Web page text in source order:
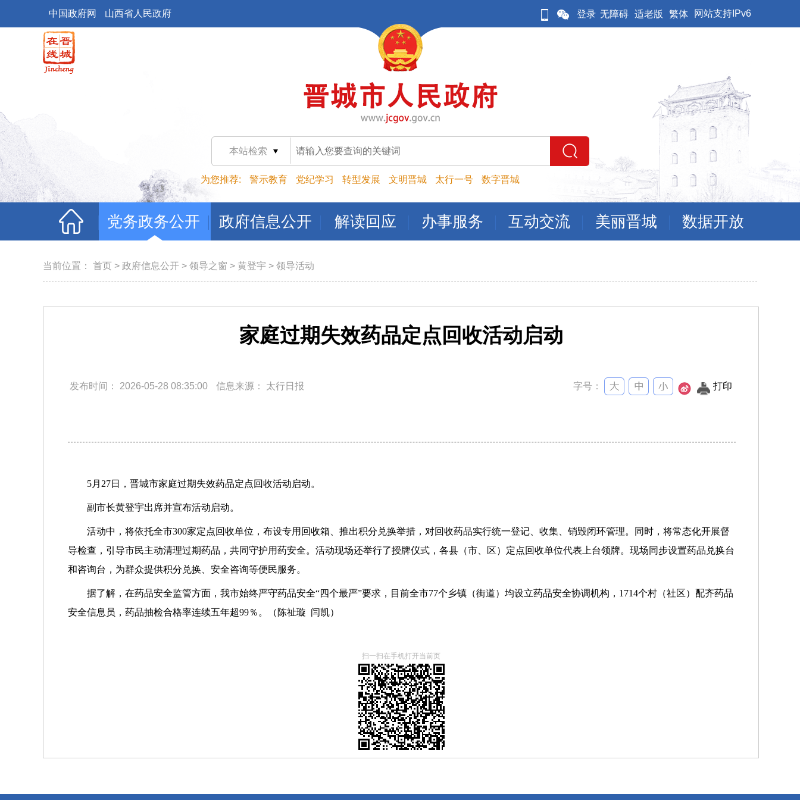
中国政府网 山西省人民政府 登录 无障碍 适老版 繁体 网站支持IPv6
本站检索
为您推荐: 警示教育 党纪学习 转型发展 文明晋城 太行一号 数字晋城
党务政务公开 政府信息公开 解读回应 办事服务 互动交流 美丽晋城 数据开放
当前位置： 首页 > 政府信息公开 > 领导之窗 > 黄登宇 > 领导活动
家庭过期失效药品定点回收活动启动
发布时间： 2026-05-28 08:35:00 信息来源： 太行日报 字号： 打印
5月27日，晋城市家庭过期失效药品定点回收活动启动。
副市长黄登宇出席并宣布活动启动。
活动中，将依托全市300家定点回收单位，布设专用回收箱、推出积分兑换举措，对回收药品实行统一登记、收集、销毁闭环管理。同时，将常态化开展督
导检查，引导市民主动清理过期药品，共同守护用药安全。活动现场还举行了授牌仪式，各县（市、区）定点回收单位代表上台领牌。现场同步设置药品兑换台
和咨询台，为群众提供积分兑换、安全咨询等便民服务。
据了解，在药品安全监管方面，我市始终严守药品安全“四个最严”要求，目前全市77个乡镇（街道）均设立药品安全协调机构，1714个村（社区）配齐药品
安全信息员，药品抽检合格率连续五年超99％。（陈祉璇 闫凯）
扫一扫在手机打开当前页